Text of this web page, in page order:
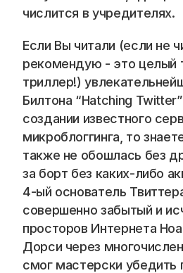
числится в учредителях.
Если Вы читали (если не
рекомендую - это целый
триллер!)
Билтона “Hatching
создании известного
микроблоггинга, то
также не обошлась без
за борт без каких-либо
4-ый основатель
совершенно забытый и
просторов Интернета
Дорси через
смог мастерски убедить